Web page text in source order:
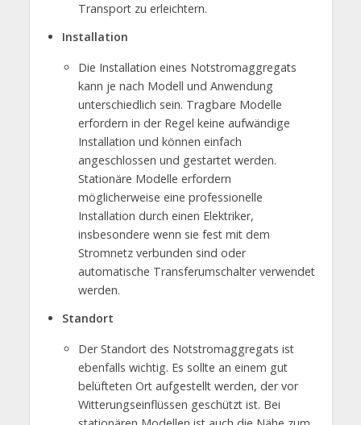
Transport zu erleichtern.
Installation
Die Installation eines Notstromaggregats
kann je nach Modell und Anwendung
unterschiedlich sein. Tragbare Modelle
erfordern in der Regel keine aufwändige
Installation und können einfach
angeschlossen und gestartet werden.
Stationäre Modelle erfordern
möglicherweise eine professionelle
Installation durch einen Elektriker,
insbesondere wenn sie fest mit dem
Stromnetz verbunden sind oder
automatische Transferumschalter verwendet
werden.
Standort
Der Standort des Notstromaggregats ist
ebenfalls wichtig. Es sollte an einem gut
belüfteten Ort aufgestellt werden, der vor
Witterungseinflüssen geschützt ist. Bei